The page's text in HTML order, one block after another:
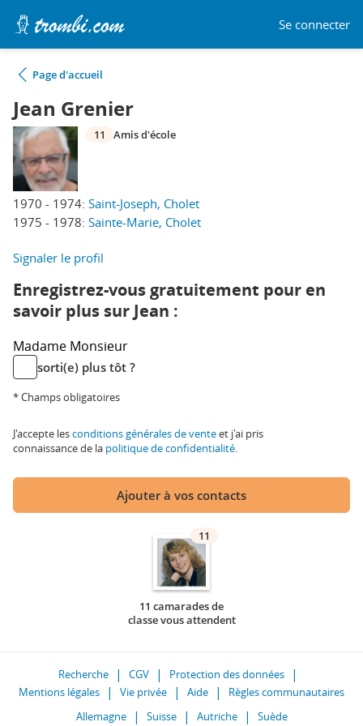
Se connecter
Page d'accueil
Jean Grenier
1970 - 1974: Saint-Joseph, Cholet
1975 - 1978: Sainte-Marie, Cholet
11 Amis d'école
Signaler le profil
Enregistrez-vous gratuitement pour en
savoir plus sur Jean :
Madame Monsieur
sorti(e) plus tôt ?
* Champs obligatoires
J'accepte lesconditions générales de venteet j'ai pris
connaissance de la politique de confidentialité.
Ajouter à vos contacts
11
11 camarades de
classe vous attendent
Recherche CGV
Protection des données
Mentions légales
Vie privée Aide
Règles communautaires
Allemagne
Suisse Autriche Suède